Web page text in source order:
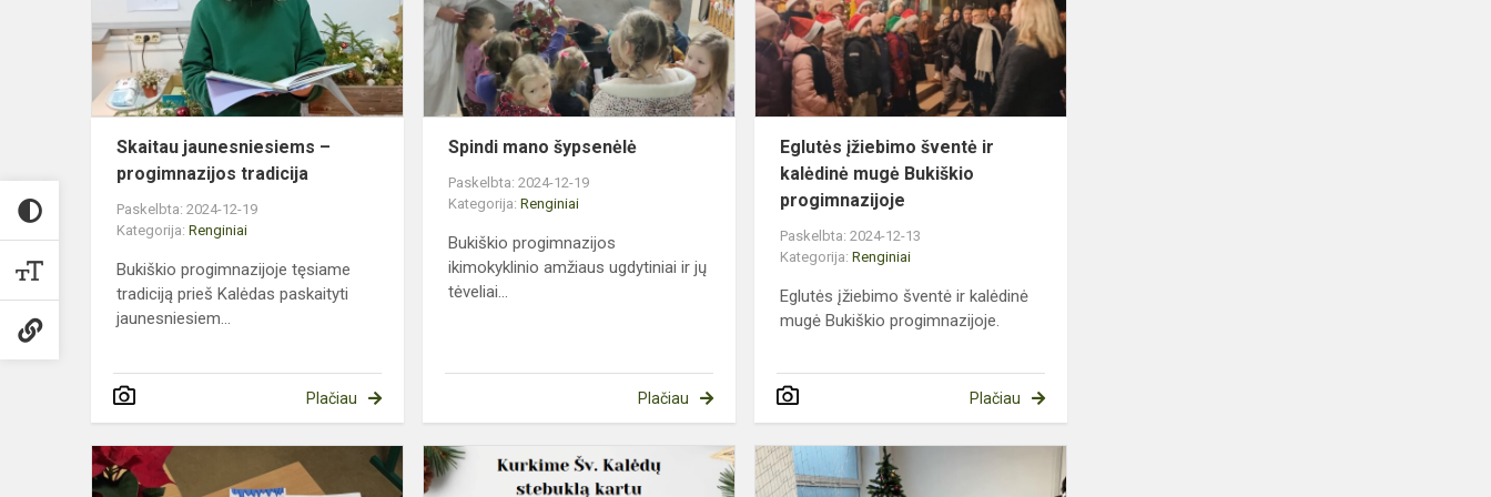
tradicija
Skaitau jaunesniesiems –
progimnazijos tradicija
Paskelbta: 2024-12-19
Kategorija: Renginiai
Bukiškio progimnazijoje tęsiame
tradiciją prieš Kalėdas paskaityti
jaunesniesiem...
Plačiau
Spindi mano šypsenėlė
Paskelbta: 2024-12-19
Kategorija:Renginiai
Bukiškio progimnazijos
ikimokyklinio amžiaus ugdytiniai ir jų
tėveliai...
Plačiau
mugė
Bukiškio
progimnaz...
Eglutės įžiebimo šventė ir
kalėdinė mugė Bukiškio
progimnazijoje
Paskelbta: 2024-12-13
Kategorija:Renginiai
Eglutės įžiebimo šventė ir kalėdinė
mugė Bukiškio progimnazijoje.
Plačiau
Kalėdinė
akcija
Kalėdų
eglės
popietė